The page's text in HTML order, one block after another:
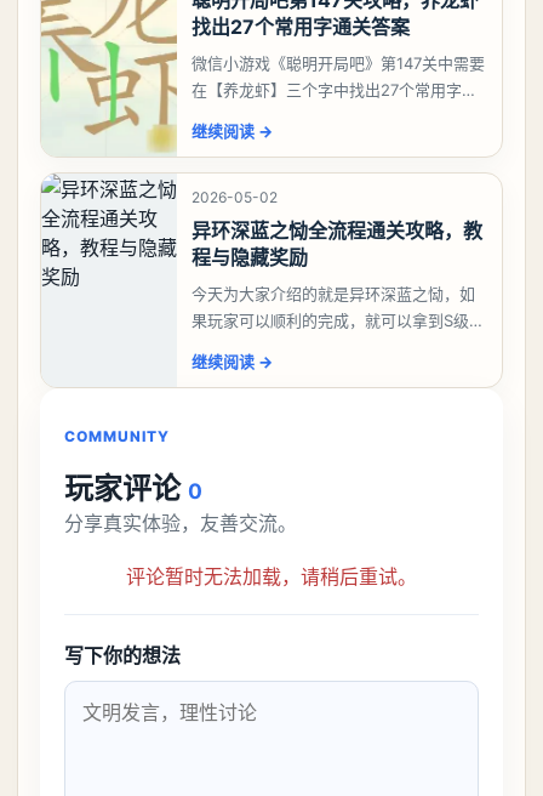
找出27个常用字通关答案
微信小游戏《聪明开局吧》第147关中需要
在【养龙虾】三个字中找出27个常用字，
大、夫、夰、巾、中、虫、下、虾、卜、
囗、吓、卟、
继续阅读 →
2026-05-02
异环深蓝之恸全流程通关攻略，教
程与隐藏奖励
今天为大家介绍的就是异环深蓝之恸，如
果玩家可以顺利的完成，就可以拿到S级弧
比较高的，对于那些新手玩家并不建议直
继续阅读 →
COMMUNITY
玩家评论 0
分享真实体验，友善交流。
评论暂时无法加载，请稍后重试。
写下你的想法